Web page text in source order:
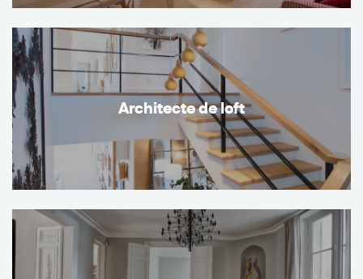
Architecte de loft